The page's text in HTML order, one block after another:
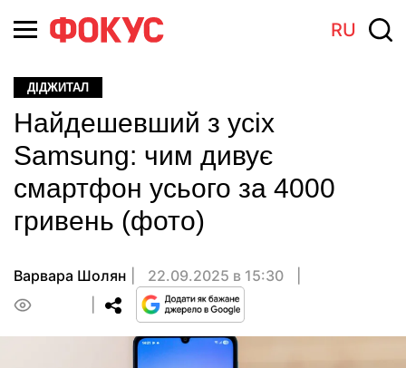
RU
ДІДЖИТАЛ
Найдешевший з усіх
Samsung: чим дивує
смартфон усього за 4000
гривень (фото)
Варвара Шолян
22.09.2025 в 15:30